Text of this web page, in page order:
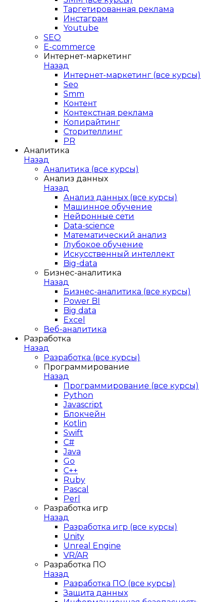
Таргетированная реклама
Инстаграм
Youtube
SEO
E-сommerce
Интернет-маркетинг
Назад
Интернет-маркетинг (все курсы)
Seo
Smm
Контент
Контекстная реклама
Копирайтинг
Сторителлинг
PR
Аналитика
Назад
Аналитика (все курсы)
Анализ данных
Назад
Анализ данных (все курсы)
Машинное обучение
Нейронные сети
Data-science
Математический анализ
Глубокое обучение
Искусственный интеллект
Big-data
Бизнес-аналитика
Назад
Бизнес-аналитика (все курсы)
Power BI
Big data
Excel
Веб-аналитика
Разработка
Назад
Разработка (все курсы)
Программирование
Назад
Программирование (все курсы)
Python
Javascript
Блокчейн
Kotlin
Swift
C#
Java
Go
C++
Ruby
Pascal
Perl
Разработка игр
Назад
Разработка игр (все курсы)
Unity
Unreal Engine
VR/AR
Разработка ПО
Назад
Разработка ПО (все курсы)
Защита данных